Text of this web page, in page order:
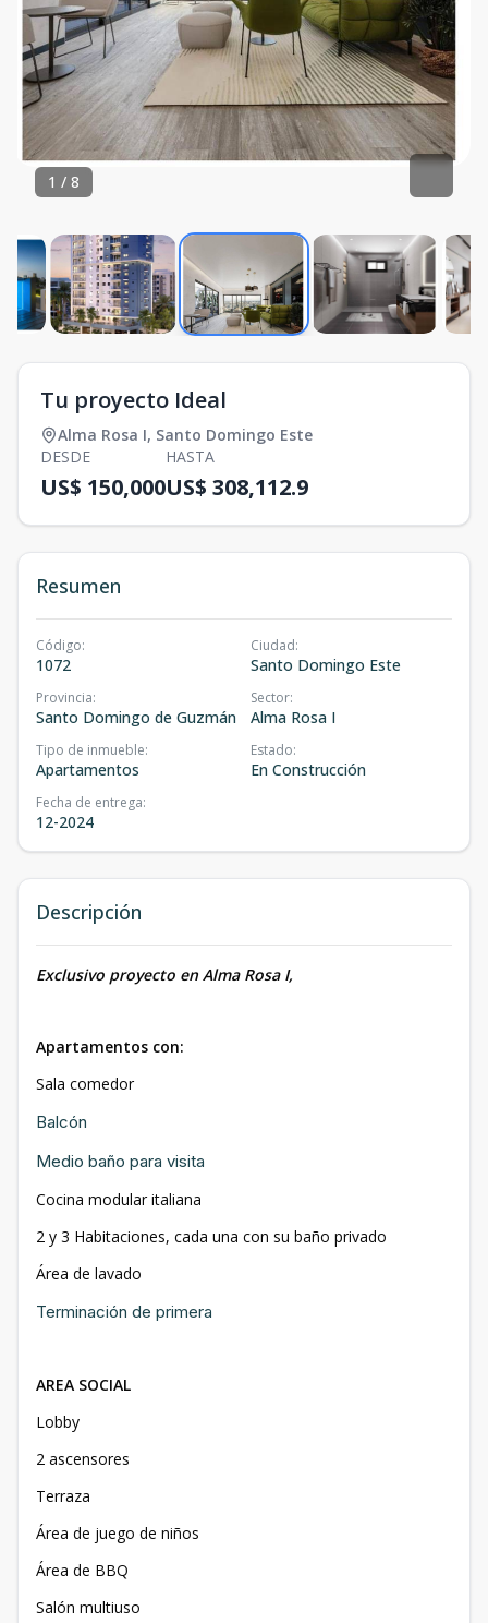
1 / 8
Tu proyecto Ideal
Alma Rosa I, Santo Domingo Este
DESDE
US$ 150,000
HASTA
US$ 308,112.9
Resumen
Código:
1072
Ciudad:
Santo Domingo Este
Provincia:
Santo Domingo de Guzmán
Sector:
Alma Rosa I
Tipo de inmueble:
Apartamentos
Estado:
En Construcción
Fecha de entrega:
12-2024
Descripción
Exclusivo proyecto en Alma Rosa I,
Apartamentos con:
Sala comedor
Balcón
Medio baño para visita
Cocina modular italiana
2 y 3 Habitaciones, cada una con su baño privado
Área de lavado
Terminación de primera
AREA SOCIAL
Lobby
2 ascensores
Terraza
Área de juego de niños
Área de BBQ
Salón multiuso